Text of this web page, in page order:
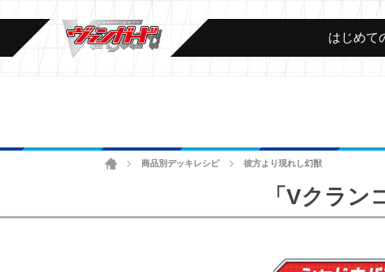
はじめて
ホーム商品別デッキレシピ 彼方より現れし幻獣
「Vクラ